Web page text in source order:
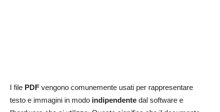
I file PDF vengono comunemente usati per rappresentare
testo e immagini in modo indipendente dal software e